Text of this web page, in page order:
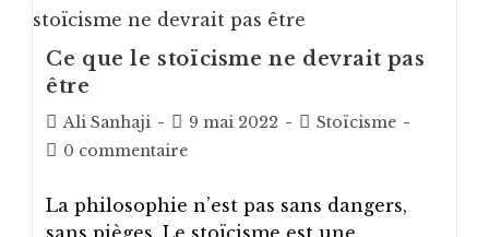
Ce que le stoïcisme ne devrait pas
être
Auteur/autrice
de
Ali Sanhaji
Post
published:
9 mai 2022
PostStoïcisme
Post0 commentaire
La philosophie n’est pas sans dangers,
sans pièges. Le stoïcisme est une